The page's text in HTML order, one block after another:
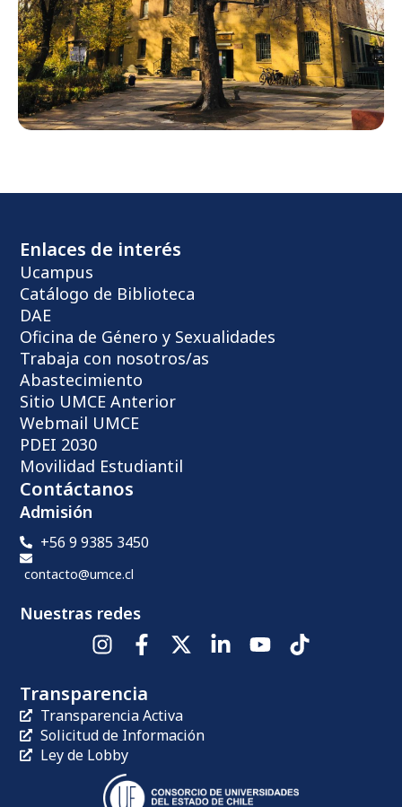
Enlaces de interés
Ucampus
Catálogo de Biblioteca
DAE
Oficina de Género y Sexualidades
Trabaja con nosotros/as
Abastecimiento
Sitio UMCE Anterior
Webmail UMCE
PDEI 2030
Movilidad Estudiantil
Contáctanos
Admisión
+56 9 9385 3450
contacto@umce.cl
Nuestras redes
Transparencia
Transparencia Activa
Solicitud de Información
Ley de Lobby